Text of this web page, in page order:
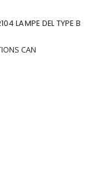
LAMPE DEL TYPE B
CAN